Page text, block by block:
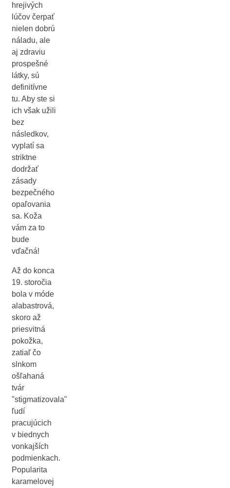
hrejivých
lúčov čerpať
nielen dobrú
náladu, ale
aj zdraviu
prospešné
látky, sú
definitívne
tu. Aby ste si
ich však užili
bez
následkov,
vyplatí sa
striktne
dodržať
zásady
bezpečného
opaľovania
sa. Koža
vám za to
bude
vďačná!
Až do konca
19. storočia
bola v móde
alabastrová,
skoro až
priesvitná
pokožka,
zatiaľ čo
slnkom
ošľahaná
tvár
"stigmatizovala"
ľudí
pracujúcich
v biednych
vonkajších
podmienkach.
Popularita
karamelovej